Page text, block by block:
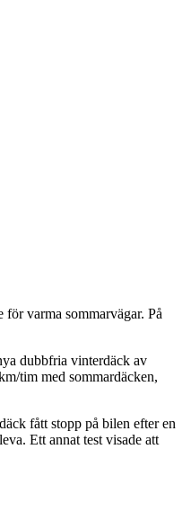
varma sommarvägar. På
dubbfria vinterdäck av
tim med sommardäcken,
fått stopp på bilen efter en
Ett annat test visade att